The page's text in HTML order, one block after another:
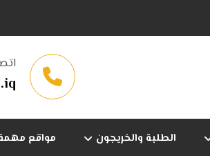
الطلبة والخريجون مواقع